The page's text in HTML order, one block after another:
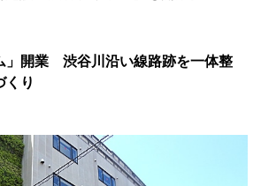
」開業 渋谷川沿い線路跡を一体整
くり